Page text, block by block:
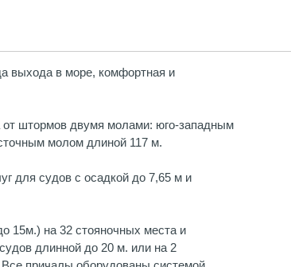
выхода в море, комфортная и
от штормов двумя молами: юго-западным
молом длиной 117 м.
для судов с осадкой до 7,65 м и
15м.) на 32 стояночных места и
длинной до 20 м. или на 2